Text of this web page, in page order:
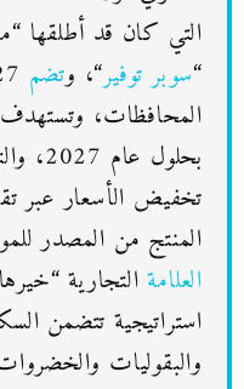
التي كان قد
“سوبر توفير“، وتضم
المحافظات، وتستهدف
بحلول عام 2027، والتي
تخفيض الأسعار عبر
المنتج من المصدر
العلامة
استراتيجية تتضمن
والبقوليات